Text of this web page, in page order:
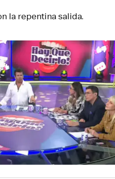
la repentina salida.